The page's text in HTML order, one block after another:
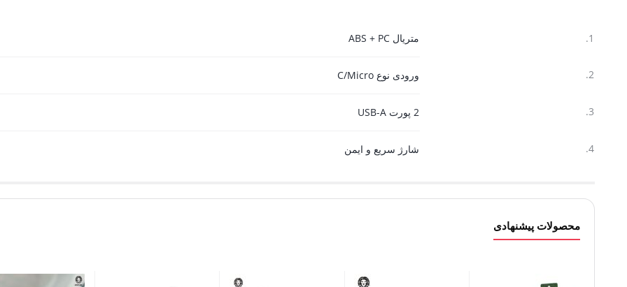
1. متریال ABS + PC
2. ورودی نوع C/Micro
3. 2 پورت USB-A
4. شارژ سریع و ایمن
محصولات پیشنهادی